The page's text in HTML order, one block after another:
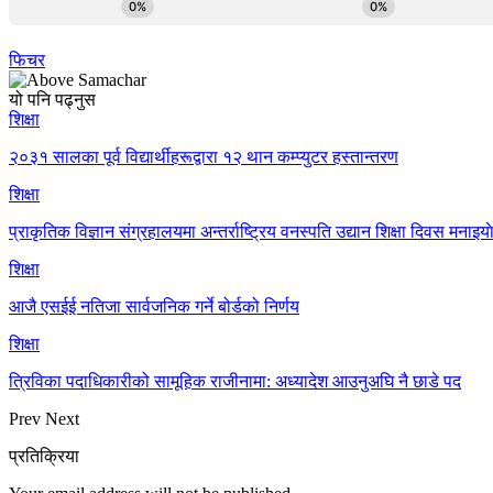
फिचर
यो पनि पढ्नुस
शिक्षा
२०३१ सालका पूर्व विद्यार्थीहरूद्वारा १२ थान कम्प्युटर हस्तान्तरण
शिक्षा
प्राकृतिक विज्ञान संग्रहालयमा अन्तर्राष्ट्रिय वनस्पति उद्यान शिक्षा दिवस मनाइयाे
शिक्षा
आजै एसईई नतिजा सार्वजनिक गर्ने बोर्डको निर्णय
शिक्षा
त्रिविका पदाधिकारीको सामूहिक राजीनामा: अध्यादेश आउनुअघि नै छाडे पद
Prev Next
प्रतिक्रिया